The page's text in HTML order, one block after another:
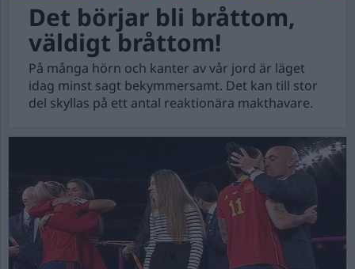
Det börjar bli bråttom,
väldigt bråttom!
På många hörn och kanter av vår jord är läget
idag minst sagt bekymmersamt. Det kan till stor
del skyllas på ett antal reaktionära makthavare.